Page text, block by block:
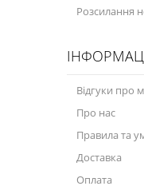
Оливи для
Продукція
Промислова
Зимова
Розсилання
Відгуки про
Про нас
Правила та
Доставка
Оплата